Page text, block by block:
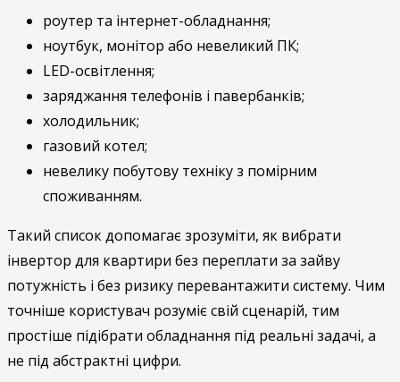
роутер та інтернет-обладнання;
ноутбук, монітор або невеликий ПК;
LED-освітлення;
заряджання телефонів і павербанків;
холодильник;
газовий котел;
невелику побутову техніку з помірним
споживанням.
Такий список допомагає зрозуміти, як вибрати
інвертор для квартири без переплати за зайву
потужність і без ризику перевантажити систему. Чим
точніше користувач розуміє свій сценарій, тим
простіше підібрати обладнання під реальні задачі, а
не під абстрактні цифри.